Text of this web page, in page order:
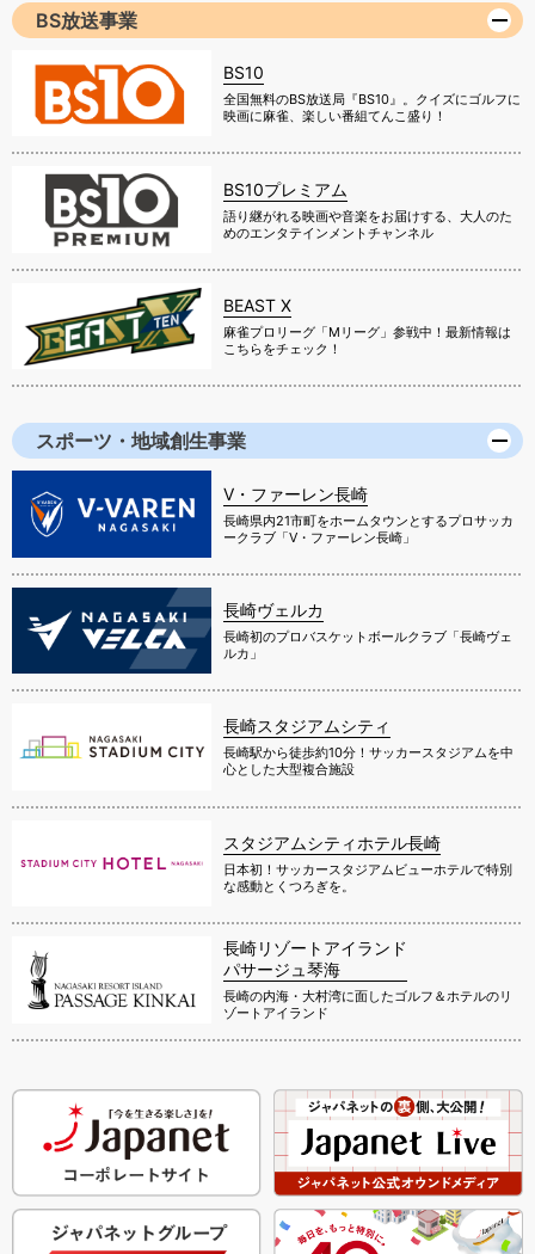
BS放送事業
BS10
全国無料のBS放送局『BS10』。クイズにゴルフに
映画に麻雀、楽しい番組てんこ盛り！
BS10プレミアム
語り継がれる映画や音楽をお届けする、大人のた
めのエンタテインメントチャンネル
BEAST X
麻雀プロリーグ「Mリーグ」参戦中！最新情報は
こちらをチェック！
スポーツ・地域創生事業
V・ファーレン長崎
長崎県内21市町をホームタウンとするプロサッカ
ークラブ「V・ファーレン長崎」
長崎ヴェルカ
長崎初のプロバスケットボールクラブ「長崎ヴェ
ルカ」
長崎スタジアムシティ
長崎駅から徒歩約10分！サッカースタジアムを中
心とした大型複合施設
スタジアムシティホテル長崎
日本初！サッカースタジアムビューホテルで特別
な感動とくつろぎを。
長崎リゾートアイランド
パサージュ琴海
長崎の内海・大村湾に面したゴルフ＆ホテルのリ
ゾートアイランド